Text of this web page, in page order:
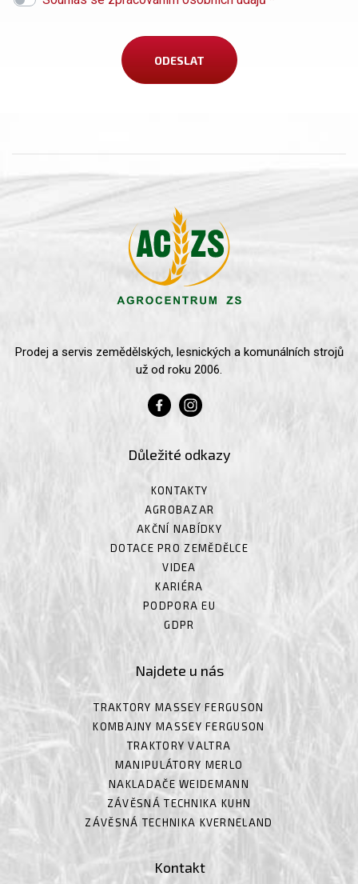
Prodej a servis zemědělských, lesnických a komunálních strojů
už od roku 2006.
Důležité odkazy
KONTAKTY
AGROBAZAR
AKČNÍ NABÍDKY
DOTACE PRO ZEMĚDĚLCE
VIDEA
KARIÉRA
PODPORA EU
GDPR
Najdete u nás
TRAKTORY MASSEY FERGUSON
KOMBAJNY MASSEY FERGUSON
TRAKTORY VALTRA
MANIPULÁTORY MERLO
NAKLADAČE WEIDEMANN
ZÁVĚSNÁ TECHNIKA KUHN
ZÁVĚSNÁ TECHNIKA KVERNELAND
Kontakt